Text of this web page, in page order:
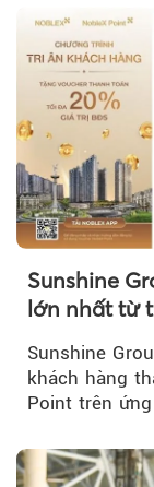
Sunshine
lớn nhất từ
Sunshine
khách hàng
Point trên